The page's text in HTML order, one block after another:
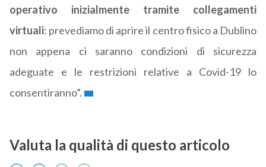
operativo inizialmente tramite collegamenti
virtuali: prevediamo di aprire il centro fisico a Dublino
non appena ci saranno condizioni di sicurezza
adeguate e le restrizioni relative a Covid-19 lo
consentiranno”.
Valuta la qualità di questo articolo